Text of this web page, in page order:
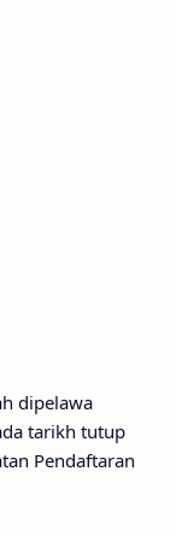
dipelawa
tarikh tutup
Pendaftaran